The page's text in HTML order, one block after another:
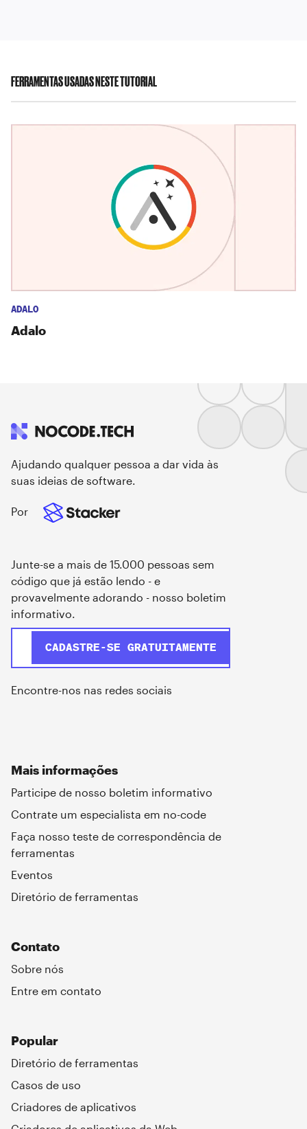
FERRAMENTAS USADAS NESTE TUTORIAL
ADALO
Adalo
Ajudando qualquer pessoa a dar vida às
suas ideias de software.
Por
Junte-se a mais de 15.000 pessoas sem
código que já estão lendo - e
provavelmente adorando - nosso boletim
informativo.
Encontre-nos nas redes sociais
Mais informações
Participe de nosso boletim informativo
Contrate um especialista em no-code
Faça nosso teste de correspondência de
ferramentas
Eventos
Diretório de ferramentas
Popular
Diretório de ferramentas
Casos de uso
Criadores de aplicativos
Contato
Sobre nós
Entre em contato